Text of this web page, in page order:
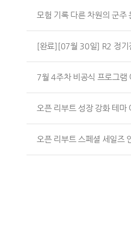
모험 기록 다른 차원의 군주
[완료][07월 30일] R2 정기
7월 4주차 비공식 프로그램
오픈 리부트 성장 강화 테
오픈 리부트 스페셜 세일즈